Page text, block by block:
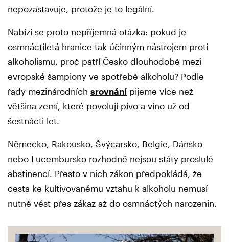
nepozastavuje, protože je to legální.
Nabízí se proto nepříjemná otázka: pokud je
osmnáctiletá hranice tak účinným nástrojem proti
alkoholismu, proč patří Česko dlouhodobě mezi
evropské šampiony ve spotřebě alkoholu? Podle
řady mezinárodních srovnání pijeme více než
většina zemí, které povolují pivo a víno už od
šestnácti let.
Německo, Rakousko, Švýcarsko, Belgie, Dánsko
nebo Lucembursko rozhodně nejsou státy proslulé
abstinencí. Přesto v nich zákon předpokládá, že
cesta ke kultivovanému vztahu k alkoholu nemusí
nutně vést přes zákaz až do osmnáctých narozenin.